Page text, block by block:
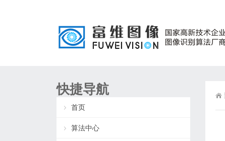
快捷导航
首页
算法中心